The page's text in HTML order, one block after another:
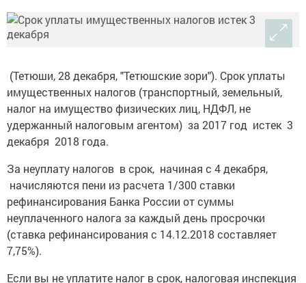
(Тетюши, 28 декабря, "Тетюшские зори"). Срок уплаты
имущественных налогов (транспортный, земельный,
налог на имущество физических лиц, НДФЛ, не
удержанный налоговым агентом) за 2017 год истек 3
декабря 2018 года.
За неуплату налогов в срок, начиная с 4 декабря,
начисляются пени из расчета 1/300 ставки
рефинансирования Банка России от суммы
неуплаченного налога за каждый день просрочки
(ставка рефинансирования с 14.12.2018 составляет
7,75%).
Если вы не уплатите налог в срок, налоговая инспекция